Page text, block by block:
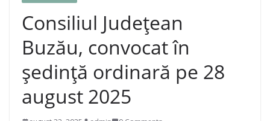
Consiliul Județean
Buzău, convocat în
ședință ordinară pe 28
august 2025